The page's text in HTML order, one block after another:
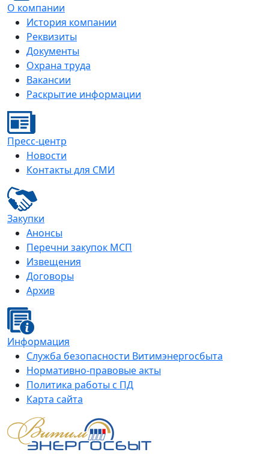
О компании
История компании
Реквизиты
Документы
Охрана труда
Вакансии
Раскрытие информации
Пресс-центр
Новости
Контакты для СМИ
Закупки
Анонсы
Перечни закупок МСП
Извещения
Договоры
Архив
Информация
Служба безопасности Витимэнергосбыта
Нормативно-правовые акты
Политика работы с ПД
Карта сайта